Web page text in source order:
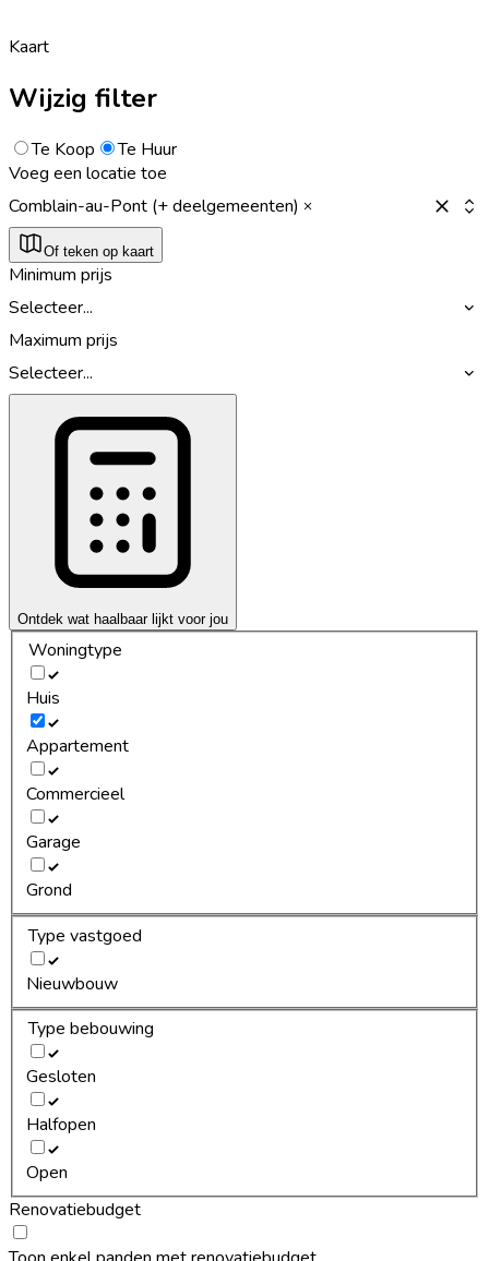
Kaart
Wijzig filter
Te Koop
Te Huur
Voeg een locatie toe
Comblain-au-Pont (+ deelgemeenten)
Of teken op kaart
Minimum prijs
Selecteer...
Maximum prijs
Selecteer...
Ontdek wat haalbaar lijkt voor jou
Woningtype
Huis
Appartement
Commercieel
Garage
Grond
Type vastgoed
Nieuwbouw
Type bebouwing
Gesloten
Halfopen
Open
Renovatiebudget